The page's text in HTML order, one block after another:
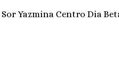
Sor Yazmina Centro Dia